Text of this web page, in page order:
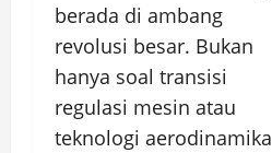
berada di ambang
revolusi besar. Bukan
hanya soal transisi
regulasi mesin atau
teknologi aerodinamika